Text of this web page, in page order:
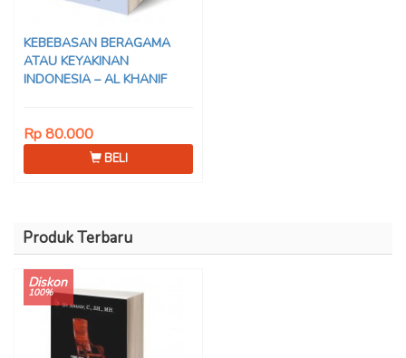
KEBEBASAN BERAGAMA
ATAU KEYAKINAN
INDONESIA – AL KHANIF
Rp 80.000
BELI
Produk Terbaru
Diskon
100%